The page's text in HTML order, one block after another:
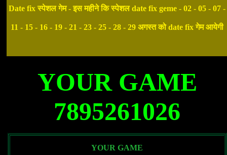
Date fix स्पेशल गेम - इस महीने कि स्पेशल date fix geme - 02 - 05 - 07 -
11 - 15 - 16 - 19 - 21 - 23 - 25 - 28 - 29 अगस्त को date fix गेम आयेगी
YOUR GAME
7895261026
YOUR GAME